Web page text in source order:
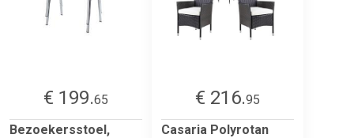
€ 199.65
Bezoekersstoel,
€ 216.95
Casaria Polyrotan